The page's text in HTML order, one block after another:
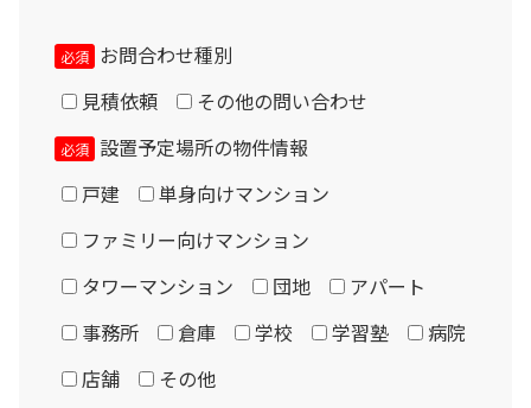
（初回月のみ）お支払金額
税込お支払総額
あります。
エアコンは付属しません。設置ご希望の場合はご相談下さ
い。（1.2畳以上に設置可能）
納入に際し、マンション・ビル側への許可申請や、近隣と
係書類作成及び提出、近隣への挨拶廻りや許可取り、住民
説明会の実施、防災設備等の現地打合せ、ハウスメーカー
やゼネコン等との打合せ等が必要となる場合や、お客様以
外の施工業者との契約（下請）となる場合は、別途諸経費
が必要です。
必須 お問合わせ種別
見積依頼
その他の問い合わせ
必須 設置予定場所の物件情報
戸建
単身向けマンション
ファミリー向けマンション
タワーマンション
団地
アパート
事務所
倉庫 学校 学習塾
病院
店舗
その他